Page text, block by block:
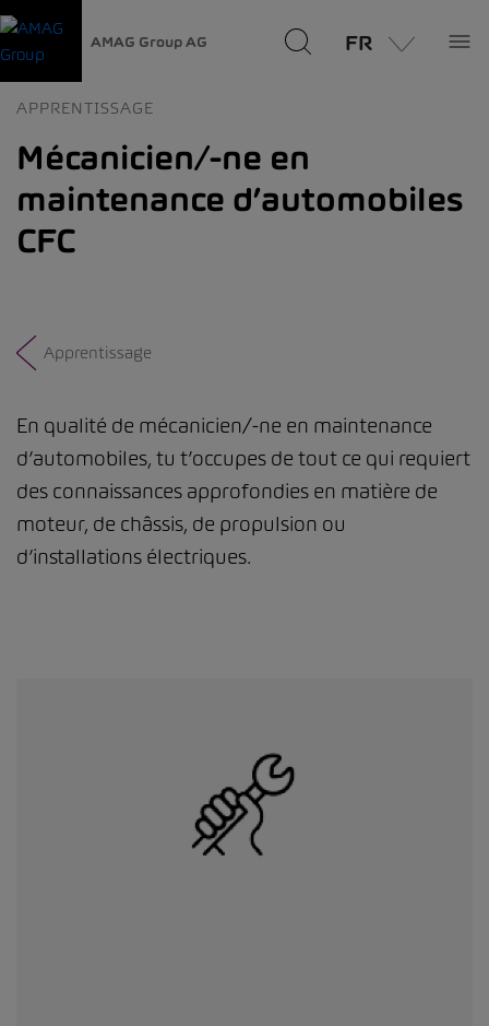
AMAG Group AG FR
APPRENTISSAGE
Mécanicien/-ne en
maintenance d’automobiles
CFC
Apprentissage
En qualité de mécanicien/-ne en maintenance
d’automobiles, tu t’occupes de tout ce qui requiert
des connaissances approfondies en matière de
moteur, de châssis, de propulsion ou
d’installations électriques.